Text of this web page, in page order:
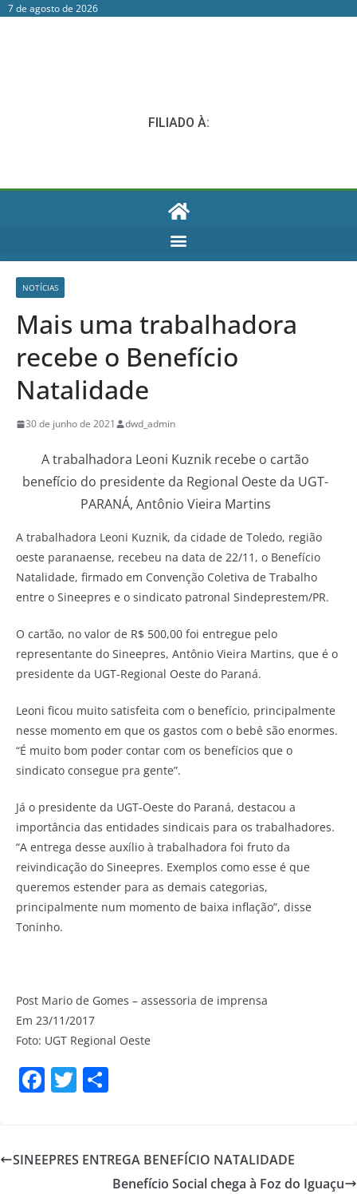
7 de agosto de 2026
FILIADO À:
NOTÍCIAS
Mais uma trabalhadora
recebe o Benefício
Natalidade
30 de junho de 2021 dwd_admin
A trabalhadora Leoni Kuznik recebe o cartão
benefício do presidente da Regional Oeste da UGT-
PARANÁ, Antônio Vieira Martins
A trabalhadora Leoni Kuznik, da cidade de Toledo, região
oeste paranaense, recebeu na data de 22/11, o Benefício
Natalidade, firmado em Convenção Coletiva de Trabalho
entre o Sineepres e o sindicato patronal Sindeprestem/PR.
O cartão, no valor de R$ 500,00 foi entregue pelo
representante do Sineepres, Antônio Vieira Martins, que é o
presidente da UGT-Regional Oeste do Paraná.
Leoni ficou muito satisfeita com o benefício, principalmente
nesse momento em que os gastos com o bebê são enormes.
“É muito bom poder contar com os benefícios que o
sindicato consegue pra gente”.
Já o presidente da UGT-Oeste do Paraná, destacou a
importância das entidades sindicais para os trabalhadores.
“A entrega desse auxílio à trabalhadora foi fruto da
reivindicação do Sineepres. Exemplos como esse é que
queremos estender para as demais categorias,
principalmente num momento de baixa inflação”, disse
Toninho.
Post Mario de Gomes – assessoria de imprensa
Em 23/11/2017
Foto: UGT Regional Oeste
F
e
T
er e
SINEEPRES ENTREGA BENEFÍCIO NATALIDADE
Benefício Social chega à Foz do Iguaçu